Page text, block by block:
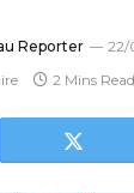
Reporter
22/
2 Mins Read